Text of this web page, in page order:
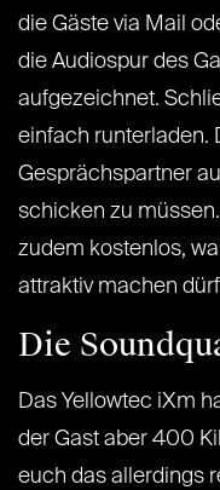
die Gäste via Mail
die Audiospur des
aufgezeichnet.
einfach runterladen.
Gesprächspartner
schicken zu
zudem kostenlos,
attraktiv machen
Die
Das Yellowtec iXm
der Gast aber 400
euch das allerdings